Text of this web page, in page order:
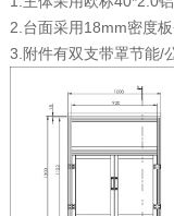
2.台面采用18mm密度板
3.附件有双支带罩节能/